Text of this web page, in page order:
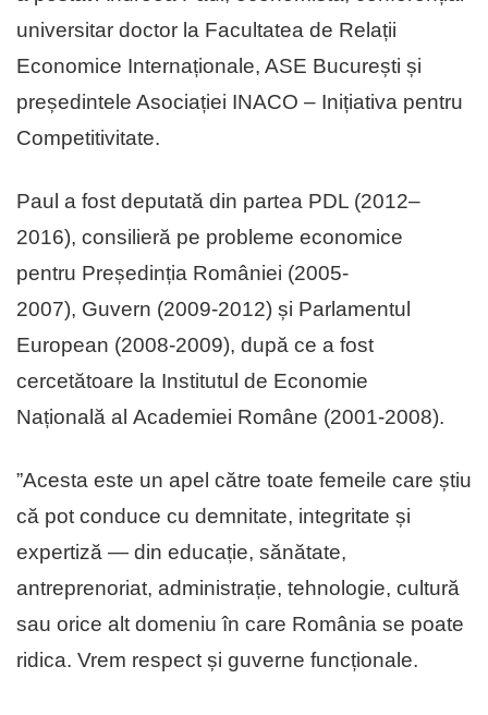
universitar doctor la Facultatea de Relații
Economice Internaționale, ASE București și
președintele Asociației INACO – Inițiativa pentru
Competitivitate.
Paul a fost deputată din partea PDL (2012–
2016), consilieră pe probleme economice
pentru Președinția României (2005-
2007), Guvern (2009-2012) și Parlamentul
European (2008-2009), după ce a fost
cercetătoare la Institutul de Economie
Națională al Academiei Române (2001-2008).
”Acesta este un apel către toate femeile care știu
că pot conduce cu demnitate, integritate și
expertiză — din educație, sănătate,
antreprenoriat, administrație, tehnologie, cultură
sau orice alt domeniu în care România se poate
ridica. Vrem respect și guverne funcționale.